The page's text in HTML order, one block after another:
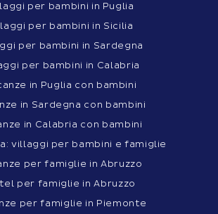
per bambini in Puglia
per bambini in Sicilia
per bambini in Sardegna
per bambini in Calabria
in Puglia con bambini
in Sardegna con bambini
in Calabria con bambini
villaggi per bambini e famiglie
per famiglie in Abruzzo
per famiglie in Abruzzo
per famiglie in Piemonte